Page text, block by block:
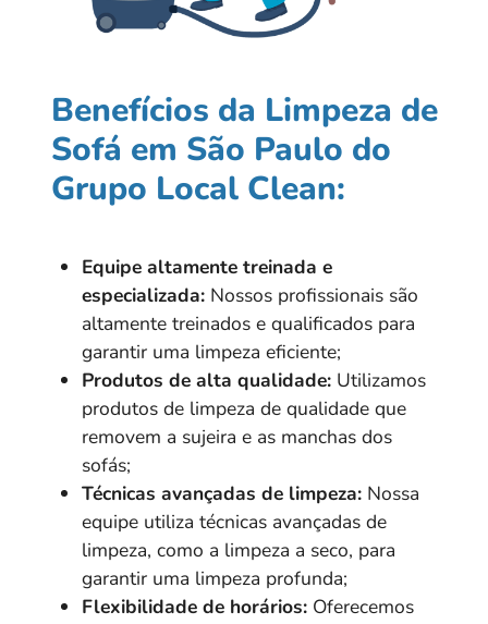
Benefícios da Limpeza de
Sofá em São Paulo do
Grupo Local Clean:
Equipe altamente treinada e
especializada: Nossos profissionais são
altamente treinados e qualificados para
garantir uma limpeza eficiente;
Produtos de alta qualidade: Utilizamos
produtos de limpeza de qualidade que
removem a sujeira e as manchas dos
sofás;
Técnicas avançadas de limpeza: Nossa
equipe utiliza técnicas avançadas de
limpeza, como a limpeza a seco, para
garantir uma limpeza profunda;
Flexibilidade de horários: Oferecemos